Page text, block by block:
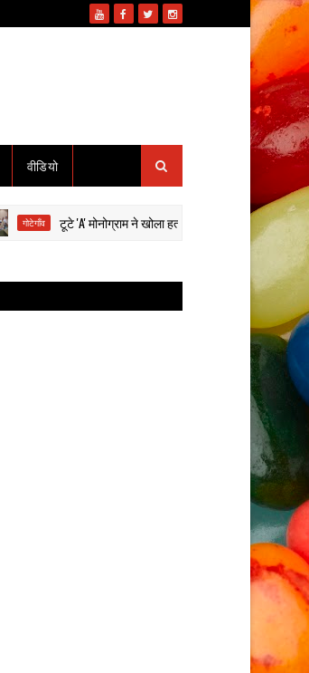
वीडियो
टूटे 'A' मोनोग्राम ने खोला हत्या का राज: हाईवा से कुचलकर सड़क